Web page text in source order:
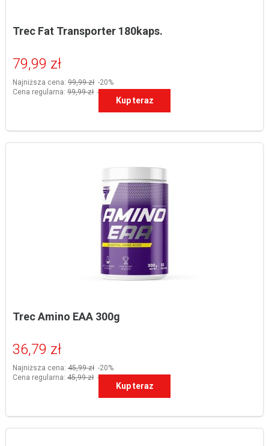
Trec Fat Transporter 180kaps.
79,99 zł
Najniższa cena: 99,99 zł -20%
Cena regularna: 99,99 zł -20%
Kup teraz
Trec Amino EAA 300g
36,79 zł
Najniższa cena: 45,99 zł -20%
Cena regularna: 45,99 zł -20%
Kup teraz